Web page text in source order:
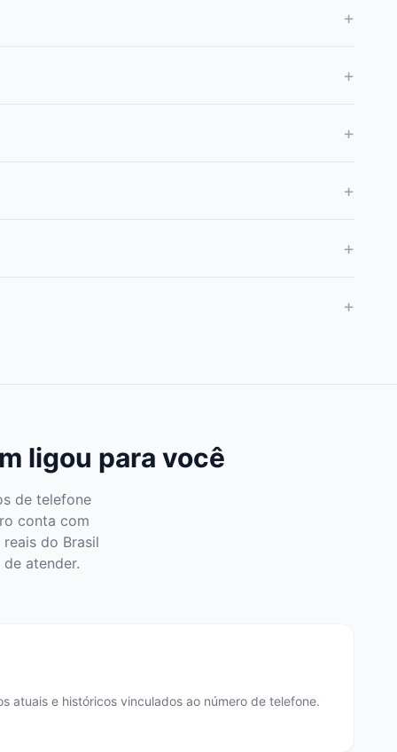
+
+
+
+
+
+
ligou para você
de telefone
conta com
do Brasil
atender.
atuais e históricos vinculados ao número de telefone.